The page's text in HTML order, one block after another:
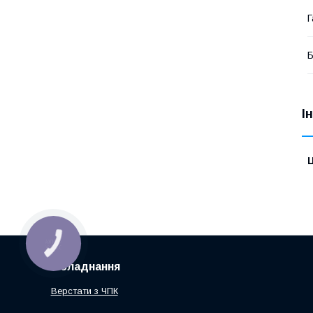
Обладнання
Верстати з ЧПК
КНОПКА
ЗВ'ЯЗКУ